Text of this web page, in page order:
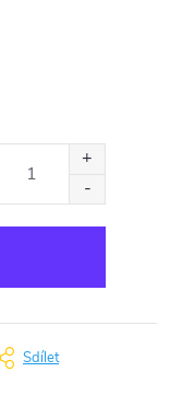
Sdílet